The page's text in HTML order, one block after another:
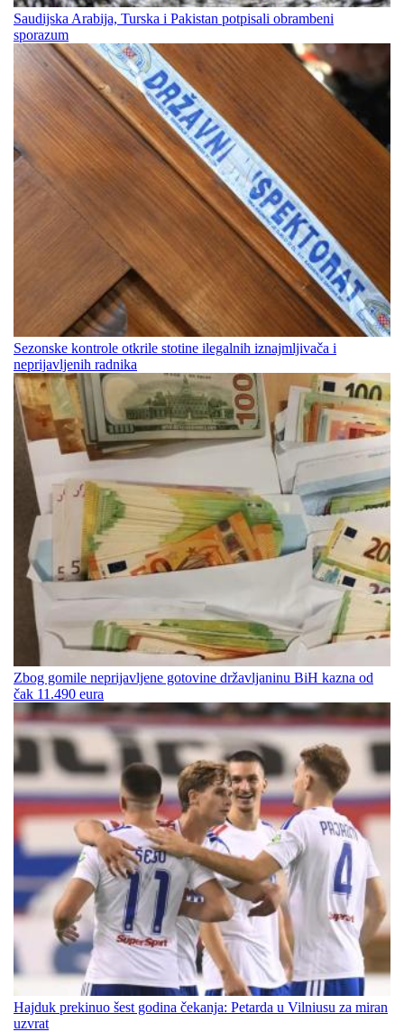
Saudijska Arabija, Turska i Pakistan potpisali obrambeni
sporazum
Sezonske kontrole otkrile stotine ilegalnih iznajmljivača i
neprijavljenih radnika
Zbog gomile neprijavljene gotovine državljaninu BiH kazna od
čak 11.490 eura
Hajduk prekinuo šest godina čekanja: Petarda u Vilniusu za miran
uzvrat